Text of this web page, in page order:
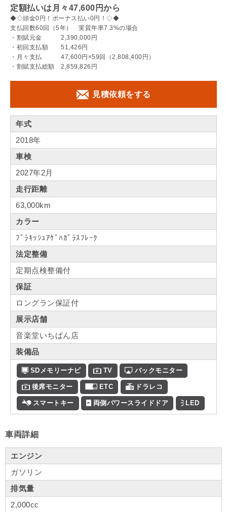
定額払いは月々47,600円から
◆◇頭金0円！ボーナス払い0円！◇◆
支払回数60回（5年） 実質年率7.3%の場合
・割賦元金 2,390,000円
・初回支払額 51,426円
・月々支払 47,600円×59回（2,808,400円）
・割賦支払総額 2,859,826円
見積依頼をする
年式
2018年
車検
2027年2月
走行距離
63,000km
カラー
ﾌﾞﾗｷｯｼｭｱｹﾞﾊｶﾞﾗｽﾌﾚｰｸ
法定整備
定期点検整備付
保証
ロングラン保証付
展示店舗
音楽堂いちばん店
装備品
SDメモリーナビ TV バックモニター
後席モニター ETC ドラレコ
スマートキー 両側パワースライドドア LED
車両詳細
エンジン
ガソリン
排気量
2,000cc